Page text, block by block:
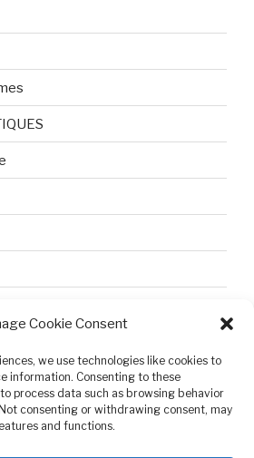
Cookie Consent
we use technologies like cookies to
information. Consenting to these
process data such as browsing behavior
consenting or withdrawing consent, may
and functions.